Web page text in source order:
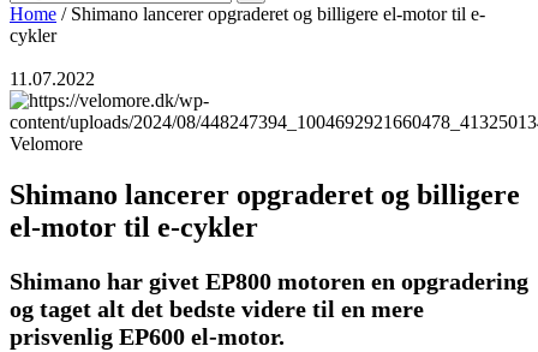
Home / Shimano lancerer opgraderet og billigere el-motor til e-
cykler
11.07.2022
Velomore
Shimano lancerer opgraderet og billigere
el-motor til e-cykler
Shimano har givet EP800 motoren en opgradering
og taget alt det bedste videre til en mere
prisvenlig EP600 el-motor.